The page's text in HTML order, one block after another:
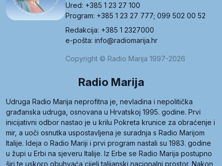
Ured: +385 1 23 27 100
Program: +385 1 23 27 777; 099 502 00 52
Redakcija: +385 1 2327000
e-pošta: info@radiomarija.hr
Copyright © Radio Marija 1997-2026
Radio Marija
Udruga Radio Marija neprofitna je, nevladina i nepolitička
građanska udruga, osnovana u Hrvatskoj 1995. godine. Prvi
inicijativni odbor nastao je u krilu Pokreta krunice za obraćenje i
mir, a uoči osnutka uspostavljena je suradnja s Radio Marijom
Italije. Ideja o Radio Mariji i prvi program nastali su 1983. godine
u župi u Erbi na sjeveru Italije. Iz Erbe se Radio Marija postupno
širi te uskoro obuhvaća cijeli talijanski nacionalni prostor. Nakon